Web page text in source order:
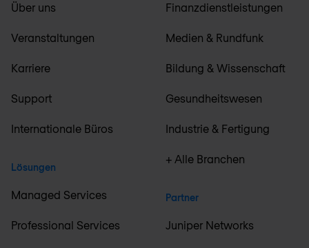
Über uns
Veranstaltungen
Karriere
Support
Internationale Büros
Lösungen
Managed Services
Professional Services
Finanzdienstleistungen
Medien & Rundfunk
Bildung & Wissenschaft
Gesundheitswesen
Industrie & Fertigung
+ Alle Branchen
Partner
Juniper Networks